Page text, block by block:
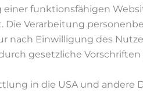
einer funktionsfähigen
Die Verarbeitung
nach Einwilligung des
gesetzliche
in die USA und andere